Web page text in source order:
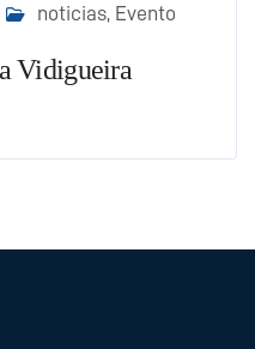
noticias, Evento
Vidigueira